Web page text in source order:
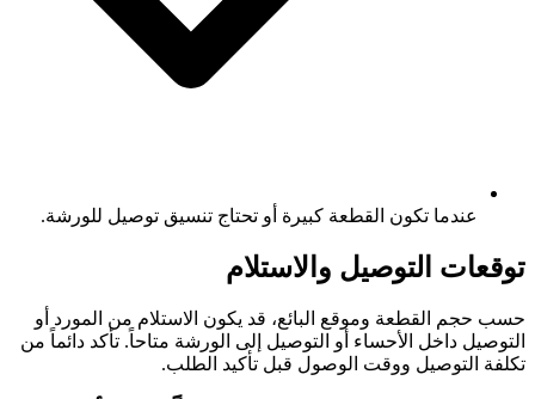
عندما تكون القطعة كبيرة أو تحتاج تنسيق توصيل للورشة.
توقعات التوصيل والاستلام
حسب حجم القطعة وموقع البائع، قد يكون الاستلام من المورد أو
التوصيل داخل الأحساء أو التوصيل إلى الورشة متاحاً. تأكد دائماً من
تكلفة التوصيل ووقت الوصول قبل تأكيد الطلب.